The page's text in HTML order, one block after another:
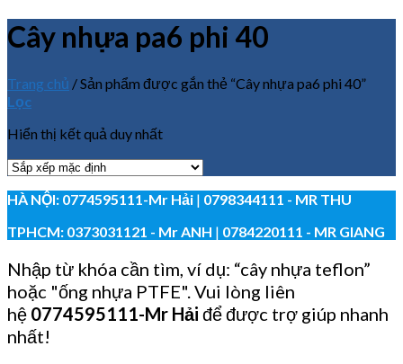
Cây nhựa pa6 phi 40
Trang chủ /Sản phẩm được gắn thẻ “Cây nhựa pa6 phi 40”
Lọc
Hiển thị kết quả duy nhất
HÀ NỘI: 0774595111-Mr Hải | 0798344111 - MR THU
TPHCM: 0373031121 - Mr ANH | 0784220111 - MR GIANG
Nhập từ khóa cần tìm, ví dụ: “cây nhựa teflon”
hoặc "ống nhựa PTFE". Vui lòng liên
hệ 0774595111-Mr Hải để được trợ giúp nhanh
nhất!